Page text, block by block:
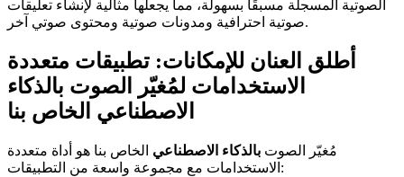
الصوتية المسجلة مسبقًا بسهولة، مما يجعلها مثالية لإنشاء تعليقات
صوتية احترافية ومدونات صوتية ومحتوى صوتي آخر.
أطلق العنان للإمكانات: تطبيقات متعددة
الاستخدامات لمُغيّر الصوت بالذكاء
الاصطناعي الخاص بنا
مُغيّر الصوت بالذكاء الاصطناعي الخاص بنا هو أداة متعددة
الاستخدامات مع مجموعة واسعة من التطبيقات: